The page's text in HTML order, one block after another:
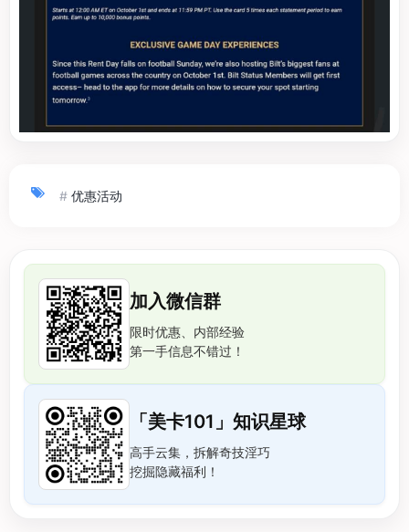
# 优惠活动
加入微信群
限时优惠、内部经验
第一手信息不错过！
「美卡101」知识星球
高手云集，拆解奇技淫巧
挖掘隐藏福利！